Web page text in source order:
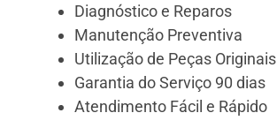
Diagnóstico e Reparos
Manutenção Preventiva
Utilização de Peças Originais
Garantia do Serviço 90 dias
Atendimento Fácil e Rápido